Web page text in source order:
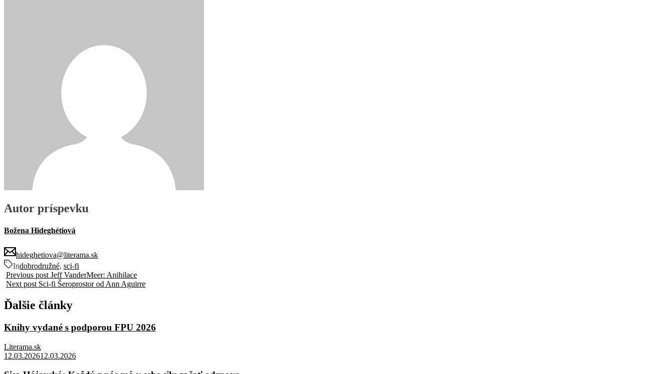
Autor príspevku
Božena Hideghétiová
hideghetiova@literama.sk
Indobrodružné, sci-fi
Previous post Jeff VanderMeer: Anihilace
Next post Sci-fi Šeroprostor od Ann Aguirre
Ďalšie články
Knihy vydané s podporou FPU 2026
Literama.sk
12.03.202612.03.2026